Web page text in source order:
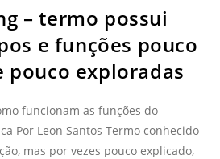
– termo possui
e funções pouco
pouco exploradas
funcionam as funções do
Por Leon Santos Termo conhecido
mas por vezes pouco explicado,